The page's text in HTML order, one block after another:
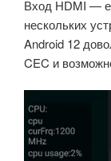
Вход HDMI —
нескольких
Android 12
CEC и